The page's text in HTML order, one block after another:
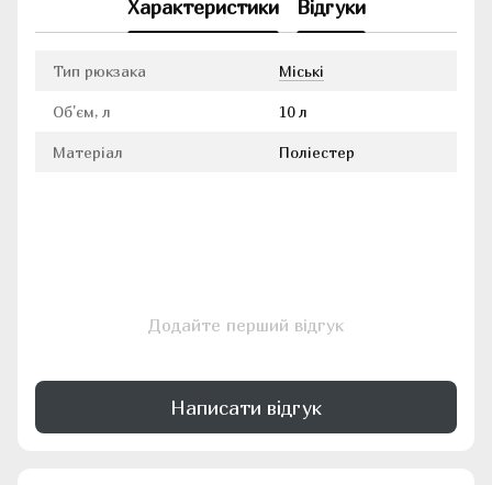
Характеристики Відгуки
Тип рюкзака Міські
Об'єм, л 10 л
Матеріал Поліестер
Додайте перший відгук
Написати відгук